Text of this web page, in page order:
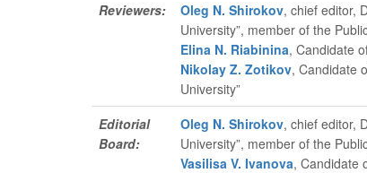
Reviewers: Oleg N. Shirokov, chief editor,
University”, member of the
Elina N. Riabinina, Candidate
Nikolay Z. Zotikov, Candidate
University”
Editorial
Board:
Oleg N. Shirokov, chief editor,
University”, member of the
Vasilisa V. Ivanova, Candidate